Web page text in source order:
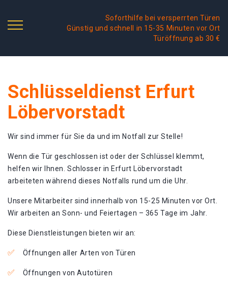
Soforthilfe bei versperrten Türen
Günstig und schnell in 15-35 Minuten vor Ort
Türöffnung ab 30 €
Schlüsseldienst Erfurt
Löbervorstadt
Wir sind immer für Sie da und im Notfall zur Stelle!
Wenn die Tür geschlossen ist oder der Schlüssel klemmt,
helfen wir Ihnen. Schlosser in Erfurt Löbervorstadt
arbeiteten während dieses Notfalls rund um die Uhr.
Unsere Mitarbeiter sind innerhalb von 15-25 Minuten vor Ort.
Wir arbeiten an Sonn- und Feiertagen – 365 Tage im Jahr.
Diese Dienstleistungen bieten wir an:
Öffnungen aller Arten von Türen
Öffnungen von Autotüren